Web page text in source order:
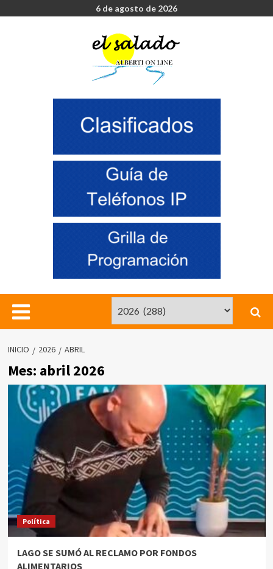
6 de agosto de 2026
INICIO 2026 ABRIL
Mes: abril 2026
Política
LAGO SE SUMÓ AL RECLAMO POR FONDOS
ALIMENTARIOS